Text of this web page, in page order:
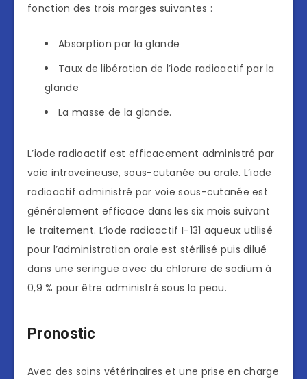
fonction des trois marges suivantes :
Absorption par la glande
Taux de libération de l’iode radioactif par la
glande
La masse de la glande.
L’iode radioactif est efficacement administré par
voie intraveineuse, sous-cutanée ou orale. L’iode
radioactif administré par voie sous-cutanée est
généralement efficace dans les six mois suivant
le traitement. L’iode radioactif I-131 aqueux utilisé
pour l’administration orale est stérilisé puis dilué
dans une seringue avec du chlorure de sodium à
0,9 % pour être administré sous la peau.
Pronostic
Avec des soins vétérinaires et une prise en charge